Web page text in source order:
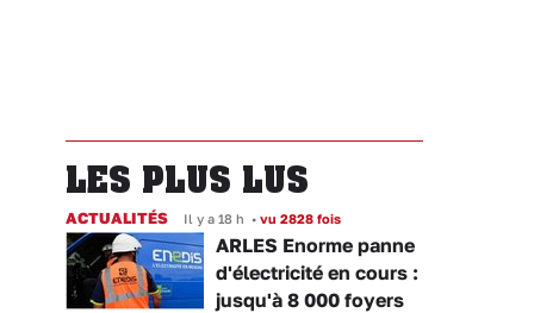
LES PLUS LUS
ACTUALITÉS Il y a 18 h • vu 2828 fois
ARLES Enorme panne
d'électricité en cours :
jusqu'à 8 000 foyers